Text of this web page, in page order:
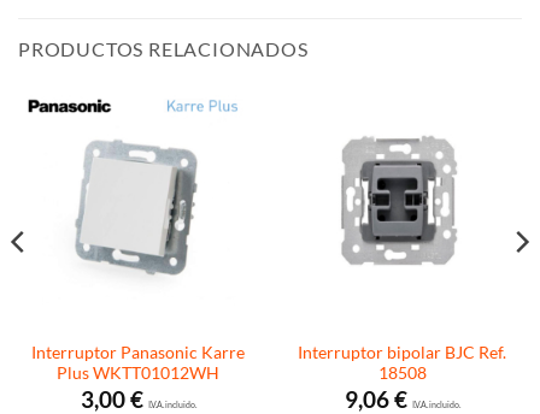
PRODUCTOS RELACIONADOS
Interruptor Panasonic Karre
Plus WKTT01012WH
3,00€I.V.A. incluido.
Interruptor bipolar BJC Ref.
18508
9,06€I.V.A. incluido.